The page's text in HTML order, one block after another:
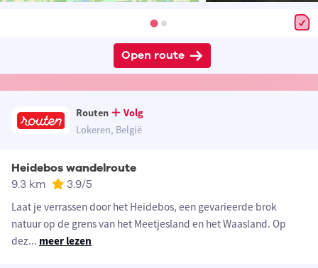
Open route
Routen
Volg
Lokeren, België
Heidebos wandelroute
9.3 km 3.9/5
Laat je verrassen door het Heidebos, een gevarieerde brok
natuur op de grens van het Meetjesland en het Waasland. Op
dez... meer lezen